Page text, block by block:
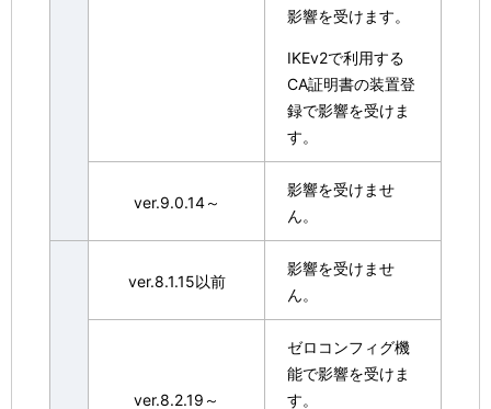
影響を受けます。
IKEv2で利用する
CA証明書の装置登
録で影響を受けま
す。
ver.9.0.14～
影響を受けませ
ん。
ver.8.1.15以前
影響を受けませ
ん。
ver.8.2.19～
ゼロコンフィグ機
能で影響を受けま
す。